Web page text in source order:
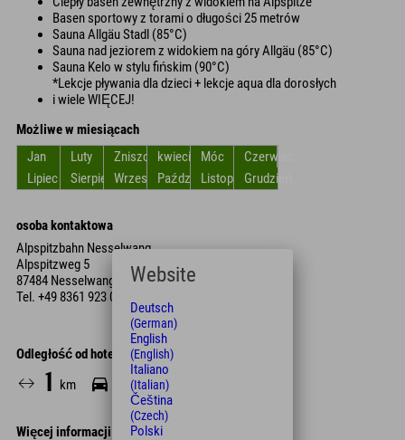
Basen sportowy z torami o długości 25 metrów
Sauna Allgäu Stadl (85°C)
Sauna nad jeziorem z widokiem na góry Allgäu (85°C)
Sauna Kelo w stylu fińskim (90°C)
*Lekcje pływania dla dzieci + lekcje aqua dla dorosłych
i wiele WIĘCEJ!
Możliwe w miesiącach
Jan
Luty ZniszczyćkwiecieńMóc
Czerwiec
Lipiec
Sierpień WrzesieńPaździernikListopadGrudzień
osoba kontaktowa
Alpspitzbahn Nesselwang
Alpspitzweg 5
87484 Nesselwang
Tel. +49 8361 923 040
Odległość od hotelu
1 km 4 Min.
Więcej informacji
Website
Deutsch
(German)
English
(English)
Italiano
(Italian)
Čeština
(Czech)
Polski